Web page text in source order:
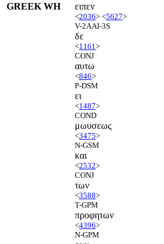
GREEK WH ειπεν
<2036> <5627>
V-2AAI-3S
δε
<1161 >
CONJ
αυτω
<846>
P-DSM
ει
<1487>
COND
μωυσεως
<3475>
N-GSM
και
<2532>
CONJ
των
<3588>
T-GPM
προφητων
<4396>
N-GPM